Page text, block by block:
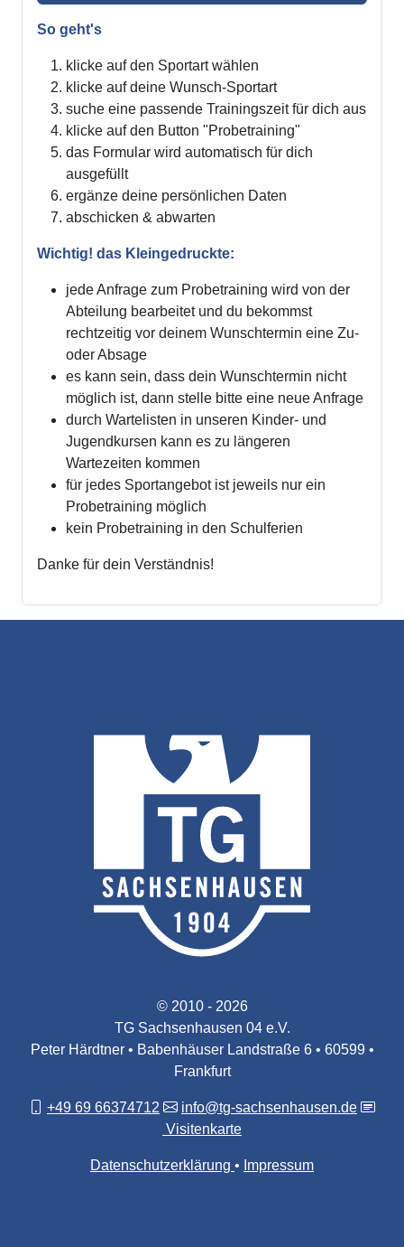
So geht's
klicke auf den Sportart wählen
klicke auf deine Wunsch-Sportart
suche eine passende Trainingszeit für dich aus
klicke auf den Button "Probetraining"
das Formular wird automatisch für dich
ausgefüllt
ergänze deine persönlichen Daten
abschicken & abwarten
Wichtig! das Kleingedruckte:
jede Anfrage zum Probetraining wird von der
Abteilung bearbeitet und du bekommst
rechtzeitig vor deinem Wunschtermin eine Zu-
oder Absage
es kann sein, dass dein Wunschtermin nicht
möglich ist, dann stelle bitte eine neue Anfrage
durch Wartelisten in unseren Kinder- und
Jugendkursen kann es zu längeren
Wartezeiten kommen
für jedes Sportangebot ist jeweils nur ein
Probetraining möglich
kein Probetraining in den Schulferien
Danke für dein Verständnis!
© 2010 - 2026
TG Sachsenhausen 04 e.V.
Peter Härdtner • Babenhäuser Landstraße 6 • 60599 •
Frankfurt
+49 69 66374712
info@tg-sachsenhausen.de
Visitenkarte
Datenschutzerklärung Impressum